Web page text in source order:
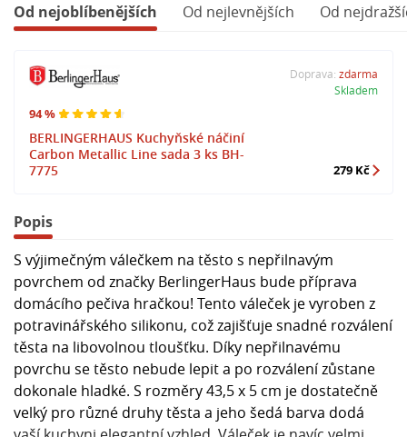
Od nejoblíbenějších Od nejlevnějších Od
94 %
BERLINGERHAUS Kuchyňské náčiní
Carbon Metallic Line sada 3 ks BH-
7775
Doprava: zdarma
Skladem
279 Kč
Popis
S výjimečným válečkem na těsto s nepřilnavým
povrchem od značky BerlingerHaus bude příprava
domácího pečiva hračkou! Tento váleček je vyroben z
potravinářského silikonu, což zajišťuje snadné rozválení
těsta na libovolnou tloušťku. Díky nepřilnavému
povrchu se těsto nebude lepit a po rozválení zůstane
dokonale hladké. S rozměry 43,5 x 5 cm je dostatečně
velký pro různé druhy těsta a jeho šedá barva dodá